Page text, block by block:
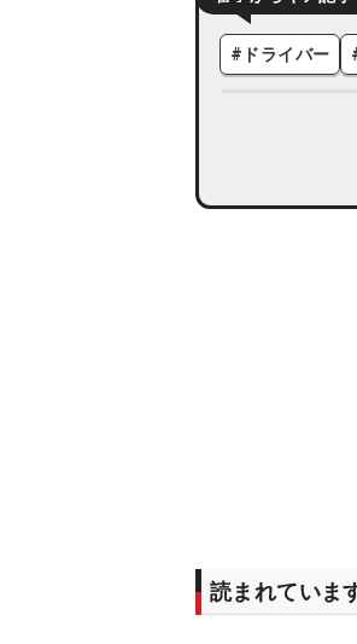
# ドライバー
読まれていま